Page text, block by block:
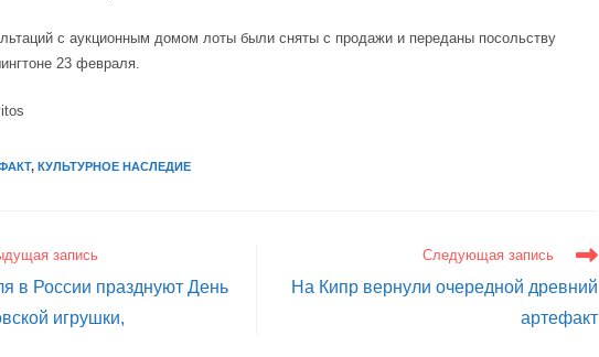
с аукционным домом лоты были сняты с продажи и переданы посольству
23 февраля.
, КУЛЬТУРНОЕ НАСЛЕДИЕ
запись
в России празднуют День
игрушки,
Следующая запись
На Кипр вернули очередной древний
артефакт